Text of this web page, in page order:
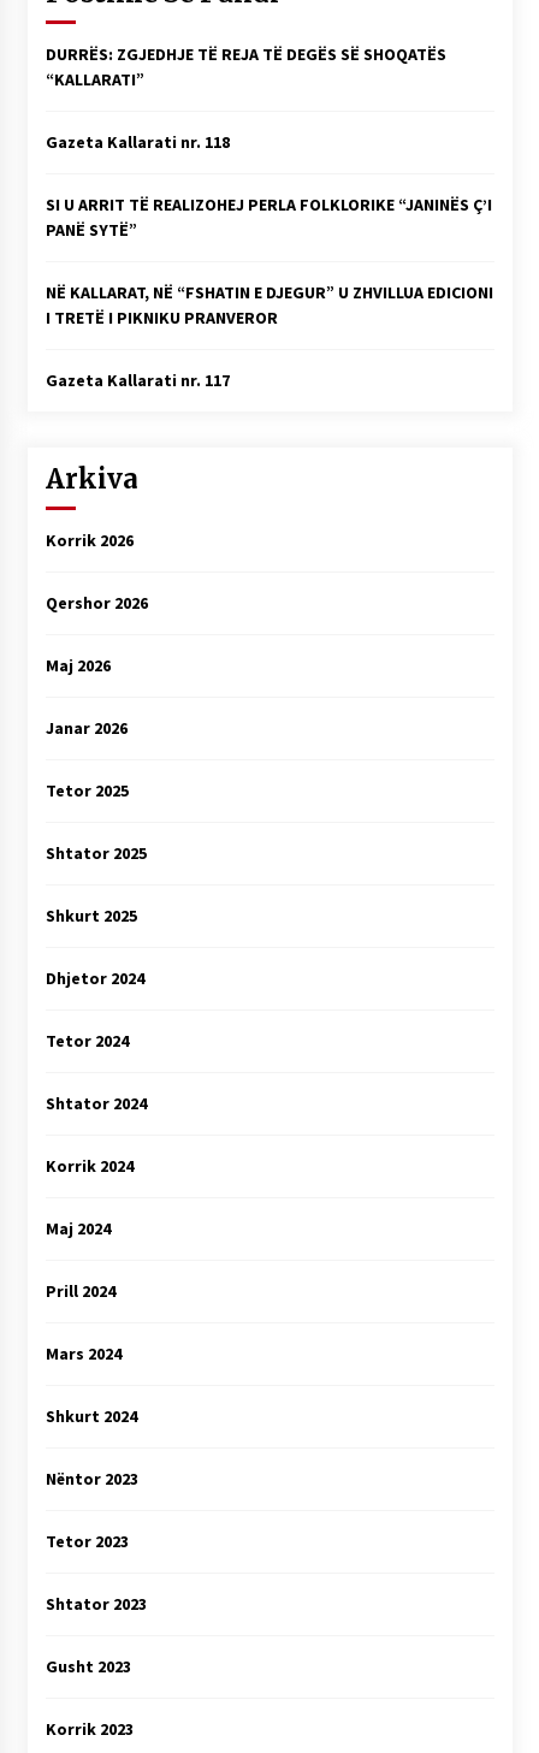
DURRËS: ZGJEDHJE TË REJA TË DEGËS SË SHOQATËS
“KALLARATI”
Gazeta Kallarati nr. 118
SI U ARRIT TË REALIZOHEJ PERLA FOLKLORIKE “JANINËS Ç’I
PANË SYTË”
NË KALLARAT, NË “FSHATIN E DJEGUR” U ZHVILLUA EDICIONI
I TRETË I PIKNIKU PRANVEROR
Gazeta Kallarati nr. 117
Arkiva
Korrik 2026
Qershor 2026
Maj 2026
Janar 2026
Tetor 2025
Shtator 2025
Shkurt 2025
Dhjetor 2024
Tetor 2024
Shtator 2024
Korrik 2024
Maj 2024
Prill 2024
Mars 2024
Shkurt 2024
Nëntor 2023
Tetor 2023
Shtator 2023
Gusht 2023
Korrik 2023